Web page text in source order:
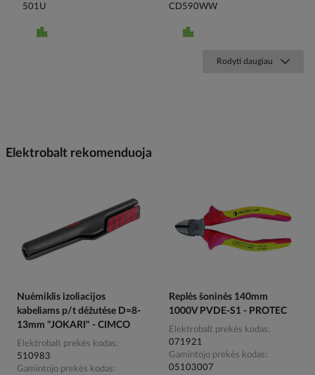
501U
CD590WW
Rodyti daugiau
Elektrobalt rekomenduoja
Nuėmiklis izoliacijos
kabeliams p/t dėžutėse D=8-
13mm "JOKARI" - CIMCO
Elektrobalt prekės kodas
510983
Gamintojo prekės kodas
Replės šoninės 140mm
1000V PVDE-S1 - PROTEC
Elektrobalt prekės kodas
071921
Gamintojo prekės kodas
05103007